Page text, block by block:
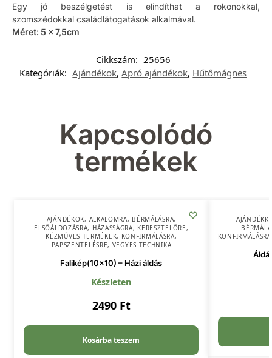
Egy jó beszélgetést is elindíthat a rokonokkal,
szomszédokkal családlátogatások alkalmával.
Méret: 5 x 7,5cm
Cikkszám: 25656
Kategóriák: Ajándékok,Apró ajándékok, Hűtőmágnes
Kapcsolódó
termékek
AJÁNDÉKOK, ALKALOMRA, BÉRMÁLÁSRA,
ELSŐÁLDOZÁSRA, HÁZASSÁGRA, KERESZTELŐRE,
KÉZMŰVES TERMÉKEK, KONFIRMÁLÁSRA,
PAPSZENTELÉSRE, VEGYES TECHNIKA
Falikép(10×10) – Házi áldás
Készleten
2490 Ft
Kosárba teszem
KONFIRMÁLÁSRA